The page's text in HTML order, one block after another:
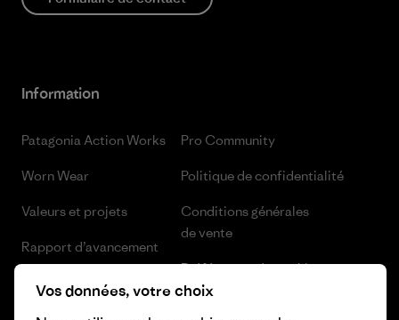
Information
Patagonia Action Works
Worn Wear
Valeurs et projets
Rapport d’avancement
Business Unusual
Pro Community
Politique de confidentialité
Conditions générales
de vente
Préférences de cookie
Vos données, votre choix